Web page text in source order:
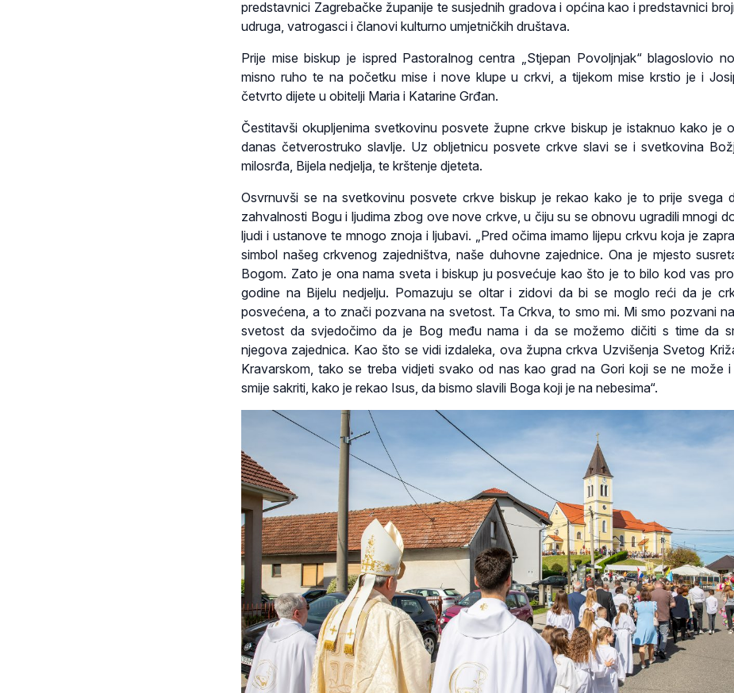
predstavnici Zagrebačke županije te susjednih gradova i općina kao i predstavnici
udruga, vatrogasci i članovi kulturno umjetničkih društava.
Prije mise biskup je ispred Pastoralnog centra „Stjepan Povoljnjak“ blagoslovio
misno ruho te na početku mise i nove klupe u crkvi, a tijekom mise krstio je i
četvrto dijete u obitelji Maria i Katarine Grđan.
Čestitavši okupljenima svetkovinu posvete župne crkve biskup je istaknuo kako je
danas četverostruko slavlje. Uz obljetnicu posvete crkve slavi se i svetkovina
milosrđa, Bijela nedjelja, te krštenje djeteta.
Osvrnuvši se na svetkovinu posvete crkve biskup je rekao kako je to prije svega
zahvalnosti Bogu i ljudima zbog ove nove crkve, u čiju su se obnovu ugradili mnogi
ljudi i ustanove te mnogo znoja i ljubavi. „Pred očima imamo lijepu crkvu koja je
simbol našeg crkvenog zajedništva, naše duhovne zajednice. Ona je mjesto
Bogom. Zato je ona nama sveta i biskup ju posvećuje kao što je to bilo kod vas
godine na Bijelu nedjelju. Pomazuju se oltar i zidovi da bi se moglo reći da je
posvećena, a to znači pozvana na svetost. Ta Crkva, to smo mi. Mi smo pozvani
svetost da svjedočimo da je Bog među nama i da se možemo dičiti s time da
njegova zajednica. Kao što se vidi izdaleka, ova župna crkva Uzvišenja Svetog
Kravarskom, tako se treba vidjeti svako od nas kao grad na Gori koji se ne može i
smije sakriti, kako je rekao Isus, da bismo slavili Boga koji je na nebesima“.